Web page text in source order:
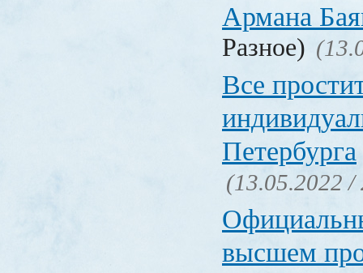
Армана
Разное)
Все
Петербурга
(13.05.2022 /
высшем